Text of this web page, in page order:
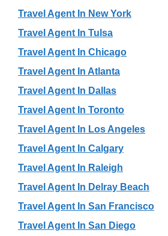
Travel Agent In New York
Travel Agent In Tulsa
Travel Agent In Chicago
Travel Agent In Atlanta
Travel Agent In Dallas
Travel Agent In Toronto
Travel Agent In Los Angeles
Travel Agent In Calgary
Travel Agent In Raleigh
Travel Agent In Delray Beach
Travel Agent In San Francisco
Travel Agent In San Diego